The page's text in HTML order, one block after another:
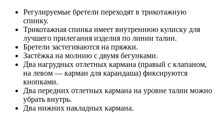
Регулируемые бретели переходят в трикотажную
спинку.
Трикотажная спинка имеет внутреннюю кулиску для
лучшего прилегания изделия по линии талии.
Бретели застегиваются на пряжки.
Застёжка на молнию с двумя бегунками.
Два нагрудных отлетных кармана (правый с клапаном,
на левом — карман для карандаша) фиксируются
кнопками.
Два передних отлетных кармана на уровне талии можно
убрать внутрь.
Два нижних накладных кармана.